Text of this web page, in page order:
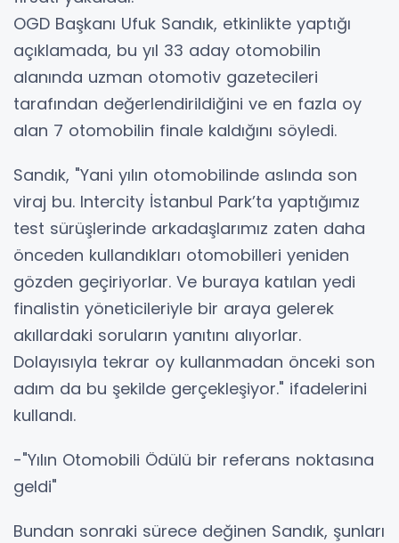
OGD Başkanı Ufuk Sandık, etkinlikte yaptığı
açıklamada, bu yıl 33 aday otomobilin
alanında uzman otomotiv gazetecileri
tarafından değerlendirildiğini ve en fazla oy
alan 7 otomobilin finale kaldığını söyledi.
Sandık, "Yani yılın otomobilinde aslında son
viraj bu. Intercity İstanbul Park’ta yaptığımız
test sürüşlerinde arkadaşlarımız zaten daha
önceden kullandıkları otomobilleri yeniden
gözden geçiriyorlar. Ve buraya katılan yedi
finalistin yöneticileriyle bir araya gelerek
akıllardaki soruların yanıtını alıyorlar.
Dolayısıyla tekrar oy kullanmadan önceki son
adım da bu şekilde gerçekleşiyor." ifadelerini
kullandı.
-"Yılın Otomobili Ödülü bir referans noktasına
geldi"
Bundan sonraki sürece değinen Sandık, şunları